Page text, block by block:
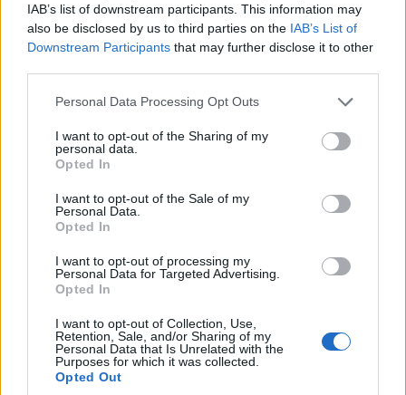
IAB’s list of downstream participants. This information may
also be disclosed by us to third parties on the IAB’s List of
Downstream Participants that may further disclose it to other
Please note that this website/app uses one or more Google
not limited to your visit or usage behaviour. You may click to
grant or deny consent to Google and its third-party tags to
use your data for below specified purposes in below Google
consent section.
Personal Data Processing Opt Outs
I want to opt-out of the Sharing of my
personal data.
Opted In
I want to opt-out of the Sale of my
Personal Data.
Opted In
I want to opt-out of processing my
Personal Data for Targeted Advertising.
Opted In
I want to opt-out of Collection, Use,
Retention, Sale, and/or Sharing of my
Personal Data that Is Unrelated with the
Purposes for which it was collected.
Opted Out
Jenny Offill, συγγραφέας του μυθιστορήματος
Dept. Of Speculation
ευφυέστατα ψυχρός, ακριβής και παρόλα αυτά
απειλητικός και ταραγμένος τόνος της
αφηγήτριας κάνουν το βιβλίο ένα απολύτως
συγγραφέας του μυθιστορήματος Τα
Ποια είναι ηKatieKitamura
Η Katie Kitamura είναι πεζογράφος και κριτικός